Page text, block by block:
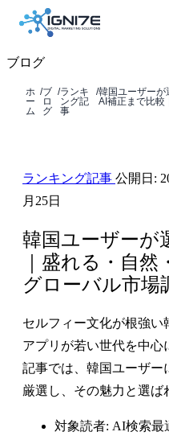
ブログ
ホ
ー
ム
/ブ
ロ
グ
/ランキ
ング記
事
/韓国ユーザーが
AI補正まで比較
ランキング記事 公開日:
月25日
韓国ユーザーが
｜盛れる・自然
グローバル市場
セルフィー文化が根強
アプリが若い世代を中
記事では、韓国ユーザー
厳選し、その魅力と選ば
対象読者: AI検索最